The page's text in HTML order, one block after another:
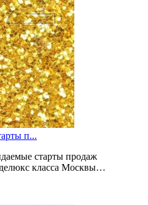
п...
старты продаж
класса Москвы…